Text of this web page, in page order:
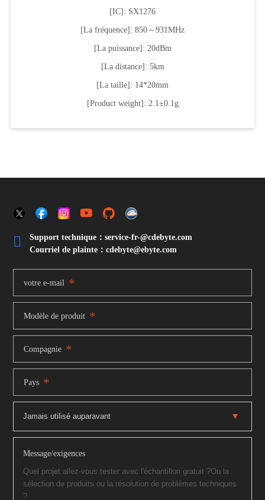
[IC]: SX1276
[La fréquence]: 850～931MHz
[La puissance]: 20dBm
[La distance]: 5km
[La taille]: 14*20mm
[Product weight]: 2.1±0.1g

Support technique：service-fr-@cdebyte.com
Courriel de plainte：cdebyte@ebyte.com
votre e-mail *
Modèle de produit *
Compagnie *
Pays *
Message/exigences